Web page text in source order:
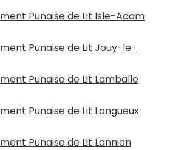
Punaise de Lit Isle-Adam
Punaise de Lit Jouy-le-
Punaise de Lit Lamballe
Punaise de Lit Langueux
Punaise de Lit Lannion